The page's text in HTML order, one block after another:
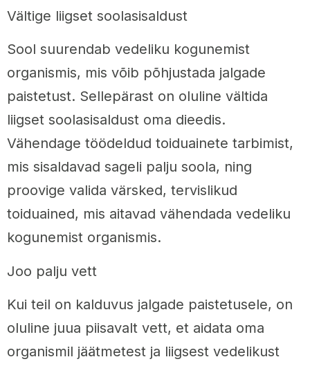
Vältige liigset soolasisaldust
Sool suurendab vedeliku kogunemist
organismis, mis võib põhjustada jalgade
paistetust. Sellepärast on oluline vältida
liigset soolasisaldust oma dieedis.
Vähendage töödeldud toiduainete tarbimist,
mis sisaldavad sageli palju soola, ning
proovige valida värsked, tervislikud
toiduained, mis aitavad vähendada vedeliku
kogunemist organismis.
Joo palju vett
Kui teil on kalduvus jalgade paistetusele, on
oluline juua piisavalt vett, et aidata oma
organismil jäätmetest ja liigsest vedelikust